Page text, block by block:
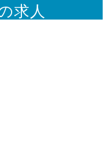
求人